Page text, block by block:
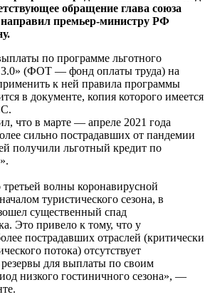
обращение глава союза
премьер-министру РФ
по программе льготного
(ФОТ — фонд оплаты труда) на
к ней правила программы
в документе, копия которого имеется
что в марте — апреле 2021 года
сильно пострадавших от пандемии
получили льготный кредит по
третьей волны коронавирусной
туристического сезона, в
существенный спад
Это привело к тому, что у
пострадавших отраслей (критически
потока) отсутствует
резервы для выплаты по своим
низкого гостиничного сезона», —